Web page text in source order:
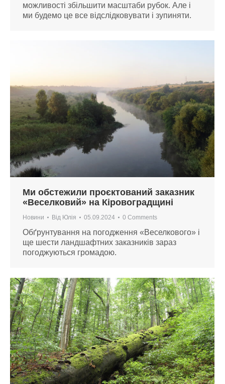
можливості збільшити масштаби рубок. Але і
ми будемо це все відслідковувати і зупиняти.
Ми обстежили проєктований заказник
«Веселковий» на Кіровоградщині
Новини Від Юлія 05.09.2024 0 Comments
Обґрунтування на погодження «Веселкового» і
ще шести ландшафтних заказників зараз
погоджуються громадою.